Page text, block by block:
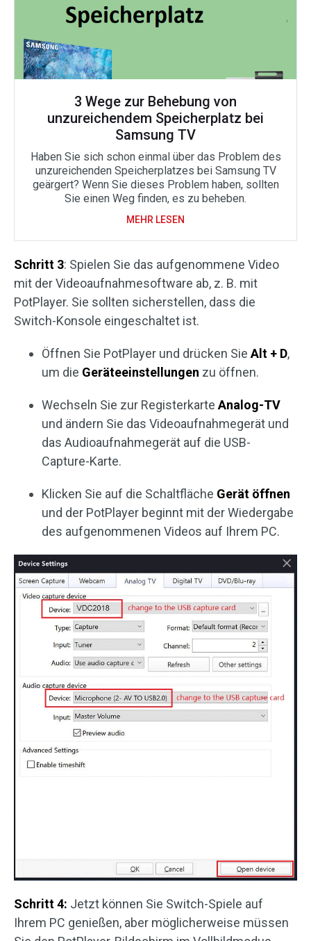
3 Wege zur Behebung von
unzureichendem Speicherplatz bei
Samsung TV
Haben Sie sich schon einmal über das Problem des
unzureichenden Speicherplatzes bei Samsung TV
geärgert? Wenn Sie dieses Problem haben, sollten
Sie einen Weg finden, es zu beheben.
MEHR LESEN
Schritt 3: Spielen Sie das aufgenommene Video
mit der Videoaufnahmesoftware ab, z. B. mit
PotPlayer. Sie sollten sicherstellen, dass die
Switch-Konsole eingeschaltet ist.
Öffnen Sie PotPlayer und drücken Sie Alt + D,
um die Geräteeinstellungen zu öffnen.
Wechseln Sie zur Registerkarte Analog-TV
und ändern Sie das Videoaufnahmegerät und
das Audioaufnahmegerät auf die USB-
Capture-Karte.
Klicken Sie auf die Schaltfläche Gerät öffnen
und der PotPlayer beginnt mit der Wiedergabe
des aufgenommenen Videos auf Ihrem PC.
Schritt 4: Jetzt können Sie Switch-Spiele auf
Ihrem PC genießen, aber möglicherweise müssen